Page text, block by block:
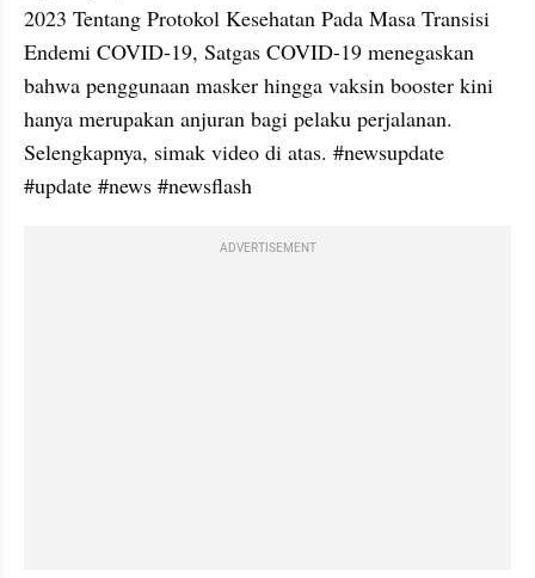
2023 Tentang Protokol Kesehatan Pada Masa Transisi
Endemi COVID-19, Satgas COVID-19 menegaskan
bahwa penggunaan masker hingga vaksin booster kini
hanya merupakan anjuran bagi pelaku perjalanan.
Selengkapnya, simak video di atas. #newsupdate
#update #news #newsflash
ADVERTISEMENT